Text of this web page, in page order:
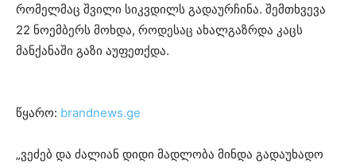
რომელმაც შვილი სიკვდილს გადაურჩინა. შემთხვევა
22 ნოემბერს მოხდა, როდესაც ახალგაზრდა კაცს
მანქანაში გაზი აუფეთქდა.
წყარო: brandnews.ge
„ვეძებ და ძალიან დიდი მადლობა მინდა გადაუხადო